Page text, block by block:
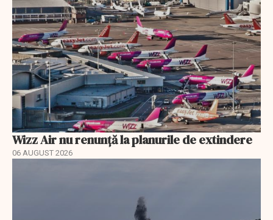
Wizz Air nu renunță la planurile de extindere
06 AUGUST 2026